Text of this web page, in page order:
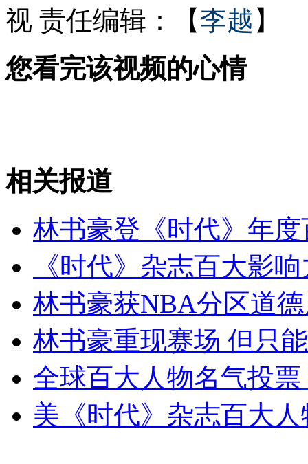
电梯内镶满饼干 供乘坐者舔食
为100美元赏金 塔利班成员自首
山西运城恶犬咬伤多人 警民合力深夜将其击毙
女孩北京地铁殴打老人 痛下狠手拳打脚踢
无痛分娩是否安全 医生回应
外交部：反对强权政治霸凌主义
外交部：有关国家言论片面不公正
视 责任编辑：【李越 】
您看完该视频的心情
相关报道
林书豪登《时代》年
《时代》杂志百大影
林书豪获NBA分区道
林书豪重现赛场 但只
全球百大人物名气投票
美《时代》杂志百大